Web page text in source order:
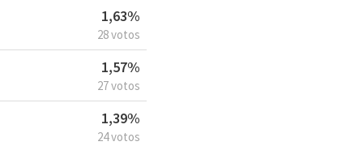
1,63%
28 votos
1,57%
27 votos
1,39%
24 votos